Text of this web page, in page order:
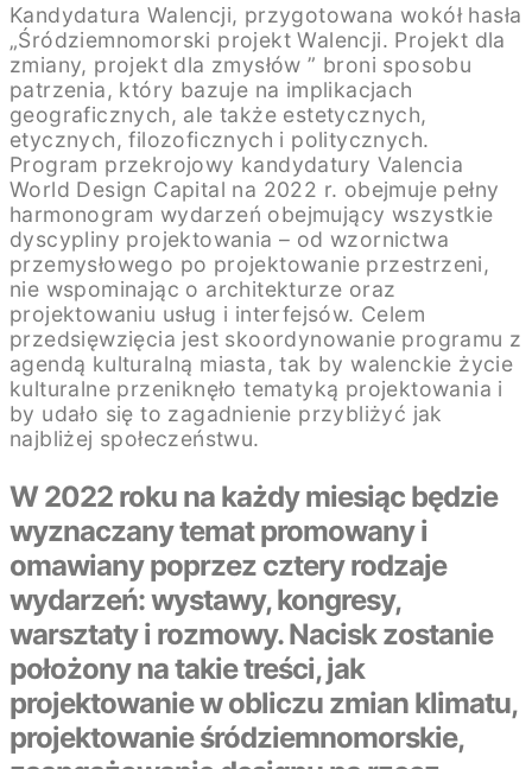
Kandydatura Walencji, przygotowana wokół hasła
„Śródziemnomorski projekt Walencji. Projekt dla
zmiany, projekt dla zmysłów ” broni sposobu
patrzenia, który bazuje na implikacjach
geograficznych, ale także estetycznych,
etycznych, filozoficznych i politycznych.
Program przekrojowy kandydatury Valencia
World Design Capital na 2022 r. obejmuje pełny
harmonogram wydarzeń obejmujący wszystkie
dyscypliny projektowania – od wzornictwa
przemysłowego po projektowanie przestrzeni,
nie wspominając o architekturze oraz
projektowaniu usług i interfejsów. Celem
przedsięwzięcia jest skoordynowanie programu z
agendą kulturalną miasta, tak by walenckie życie
kulturalne przeniknęło tematyką projektowania i
by udało się to zagadnienie przybliżyć jak
najbliżej społeczeństwu.
W 2022 roku na każdy miesiąc będzie
wyznaczany temat promowany i
omawiany poprzez cztery rodzaje
wydarzeń: wystawy, kongresy,
warsztaty i rozmowy. Nacisk zostanie
położony na takie treści, jak
projektowanie w obliczu zmian klimatu,
projektowanie śródziemnomorskie,